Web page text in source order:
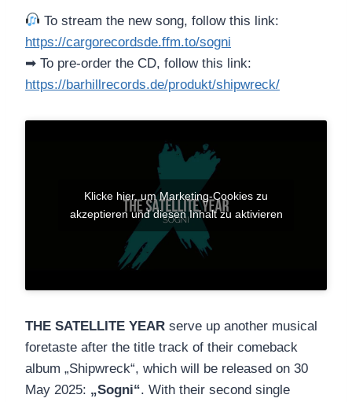
To stream the new song, follow this link:
https://cargorecordsde.ffm.to/sogni
➡ To pre-order the CD, follow this link:
https://barhillrecords.de/produkt/shipwreck/
Klicke hier, um Marketing-Cookies zu
akzeptieren und diesen Inhalt zu aktivieren
THE SATELLITE YEAR serve up another musical
foretaste after the title track of their comeback
album „Shipwreck“, which will be released on 30
May 2025: „Sogni“. With their second single